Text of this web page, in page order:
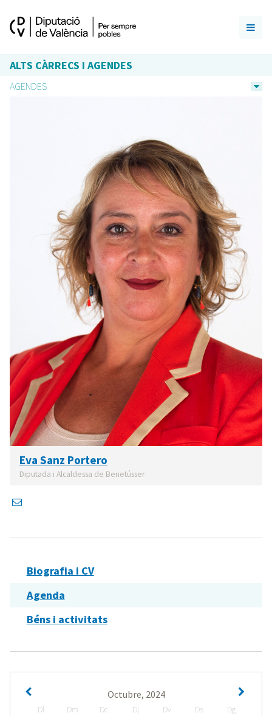
ALTS CÀRRECS I AGENDES
AGENDES
Eva Sanz Portero
Diputada i Alcaldessa de Benetússer
Biografia i CV
Agenda
Béns i activitats
Octubre, 2024
Dl Dm Dc Dj Dv Ds
Dg